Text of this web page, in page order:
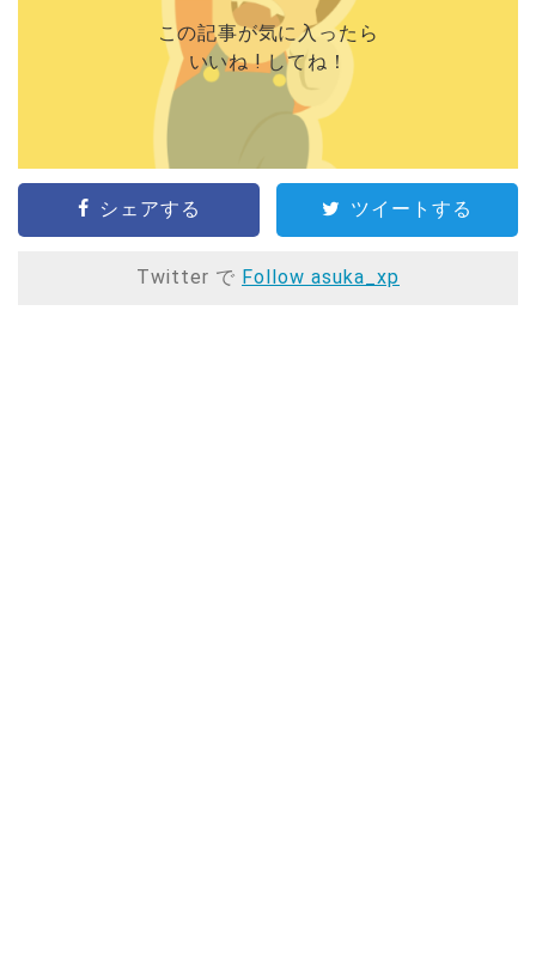
この記事が気に入ったら
いいね ! してね！
シェアする ツイートする
Twitter で Follow asuka_xp